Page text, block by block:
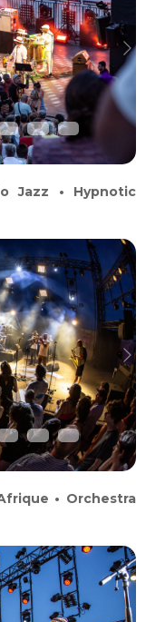
Next
Jazz • Hypnotic
Next
• Orchestra